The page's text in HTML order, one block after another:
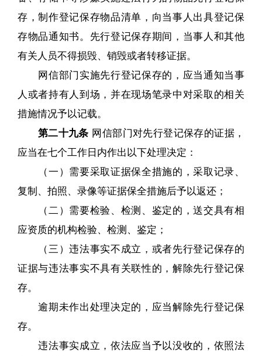
存，制作登记保存物品清单，向当事人出具登记保
存物品通知书。先行登记保存期间，当事人和其他
有关人员不得损毁、销毁或者转移证据。
网信部门实施先行登记保存的，应当通知当事
人或者持有人到场，并在现场笔录中对采取的相关
措施情况予以记载。
第二十九条 网信部门对先行登记保存的证据，
应当在七个工作日内作出以下处理决定：
（一）需要采取证据保全措施的，采取记录、
复制、拍照、录像等证据保全措施后予以返还；
（二）需要检验、检测、鉴定的，送交具有相
应资质的机构检验、检测、鉴定；
（三）违法事实不成立，或者先行登记保存的
证据与违法事实不具有关联性的，解除先行登记保
存。
逾期未作出处理决定的，应当解除先行登记保
存。
违法事实成立，依法应当予以没收的，依照法